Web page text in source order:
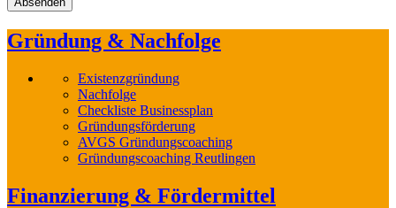
Gründung & Nachfolge
Existenzgründung
Nachfolge
Checkliste Businessplan
Gründungsförderung
AVGS Gründungscoaching
Gründungscoaching Reutlingen
Finanzierung & Fördermittel